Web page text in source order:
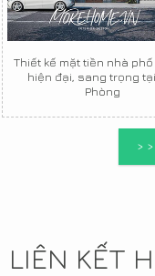
Thiết kế mặt tiền nhà
hiện đại, sang trọng
Phòng
LIÊN KẾT